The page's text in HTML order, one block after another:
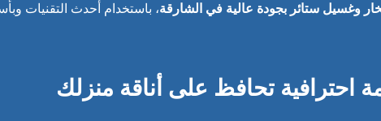
وغسيل ستائر بجودة عالية في الشارقة، باستخدام أحدث التقنيات
تحافظ على أناقة منزلك